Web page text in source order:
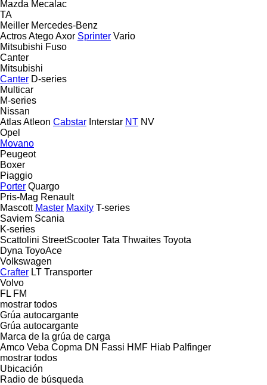
Mazda Mecalac
TA
Meiller Mercedes-Benz
ActrosAtegoAxor Sprinter Vario
Mitsubishi Fuso
Canter
Mitsubishi
Canter D-series
Multicar
M-series
Nissan
AtlasAtleon Cabstar Interstar NT NV
Opel
Movano
Peugeot
Boxer
Piaggio
Porter Quargo
Pris-Mag Renault
Mascott Master Maxity T-series
Saviem Scania
K-series
Scattolini StreetScooter Tata Thwaites Toyota
Dyna ToyoAce
Volkswagen
Crafter LT Transporter
Volvo
FL FM
mostrar todos
Grúa autocargante
Grúa autocargante
Marca de la grúa de carga
Amco Veba Copma DN Fassi HMF Hiab Palfinger
mostrar todos
Ubicación
Radio de búsqueda